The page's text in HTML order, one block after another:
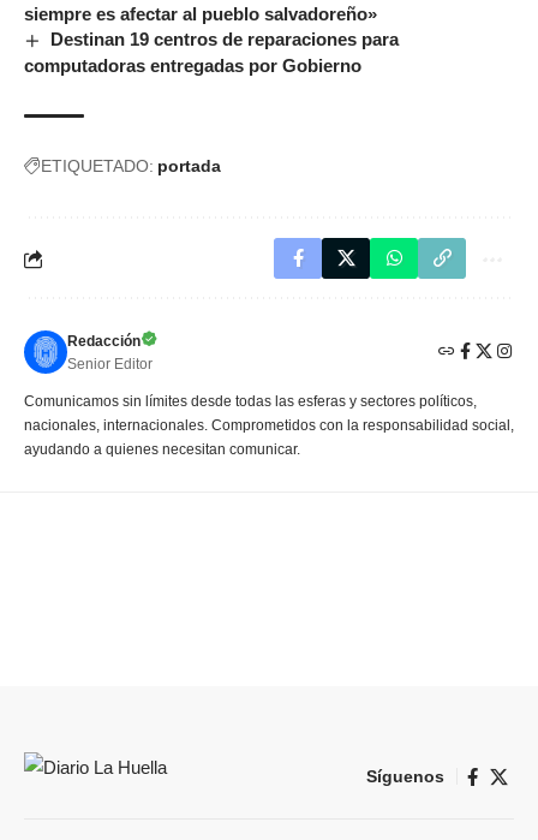
siempre es afectar al pueblo salvadoreño»
Destinan 19 centros de reparaciones para
computadoras entregadas por Gobierno
ETIQUETADO: portada
Redacción
Senior Editor
Comunicamos sin límites desde todas las esferas y sectores políticos,
nacionales, internacionales. Comprometidos con la responsabilidad social,
ayudando a quienes necesitan comunicar.
Síguenos